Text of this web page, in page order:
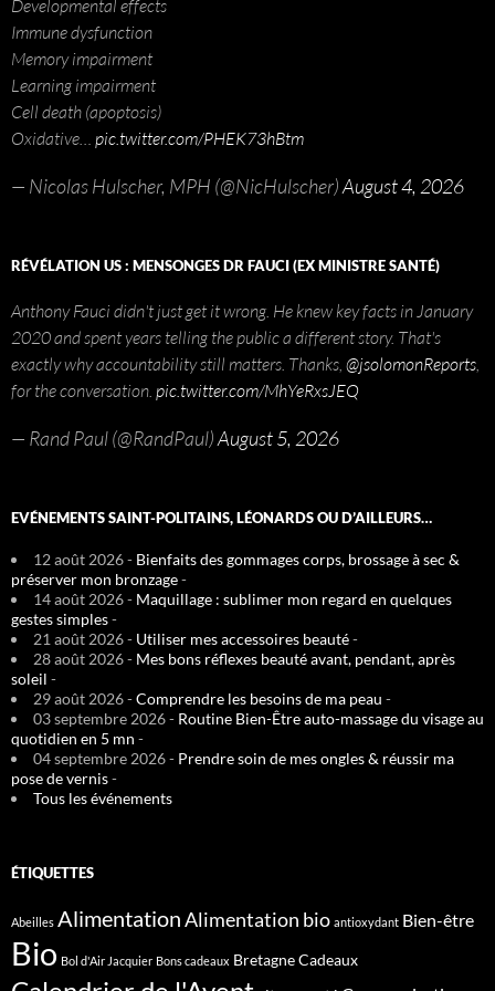
Developmental effects
Immune dysfunction
Memory impairment
Learning impairment
Cell death (apoptosis)
Oxidative… pic.twitter.com/PHEK73hBtm
— Nicolas Hulscher, MPH (@NicHulscher)August 4, 2026
RÉVÉLATION US : MENSONGES DR FAUCI (EX MINISTRE SANTÉ)
Anthony Fauci didn't just get it wrong. He knew key facts in January
2020 and spent years telling the public a different story. That's
exactly why accountability still matters. Thanks, @jsolomonReports
for the conversation. pic.twitter.com/MhYeRxsJEQ
— Rand Paul (@RandPaul)August 5, 2026
EVÉNEMENTS SAINT-POLITAINS, LÉONARDS OU D’AILLEURS…
12 août 2026 - Bienfaits des gommages corps, brossage à sec &
préserver mon bronzage-
14 août 2026 - Maquillage : sublimer mon regard en quelques
gestes simples-
21 août 2026 - Utiliser mes accessoires beauté-
28 août 2026 - Mes bons réflexes beauté avant, pendant, après
soleil -
29 août 2026 -Comprendre les besoins de ma peau -
03 septembre 2026 - Routine Bien-Être auto-massage du visage au
quotidien en 5 mn -
04 septembre 2026 - Prendre soin de mes ongles & réussir ma
pose de vernis-
Tous les événements
ÉTIQUETTES
Abeilles AlimentationAlimentation bio antioxydant Bien-être
Bio Bol d'Air Jacquier Bons cadeaux BretagneCadeaux